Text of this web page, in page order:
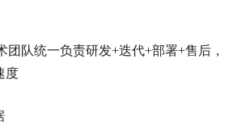
团队统一负责研发+迭代+部署+售后，
度